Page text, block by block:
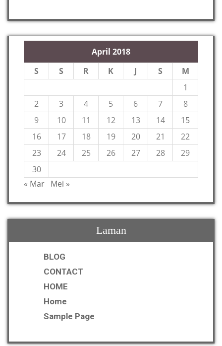
April 2018
S
S R K J S
M
1
2
3 4 5 6 7
8
9
10 11 12 13 14
15
16
17 18 19 20 21
22
23
24 25 26 27 28
29
30
« Mar Mei »
Laman
BLOG
CONTACT
HOME
Home
Sample Page